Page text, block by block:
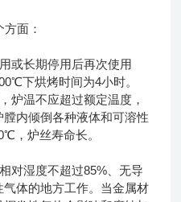
面：
或长期停用后再次使用
下烘烤时间为4小时。
炉温不应超过额定温度，
内倾倒各种液体和可溶性
，炉丝寿命长。
对湿度不超过85%、无导
体的地方工作。当金属材